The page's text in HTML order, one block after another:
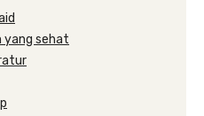
yang sehat